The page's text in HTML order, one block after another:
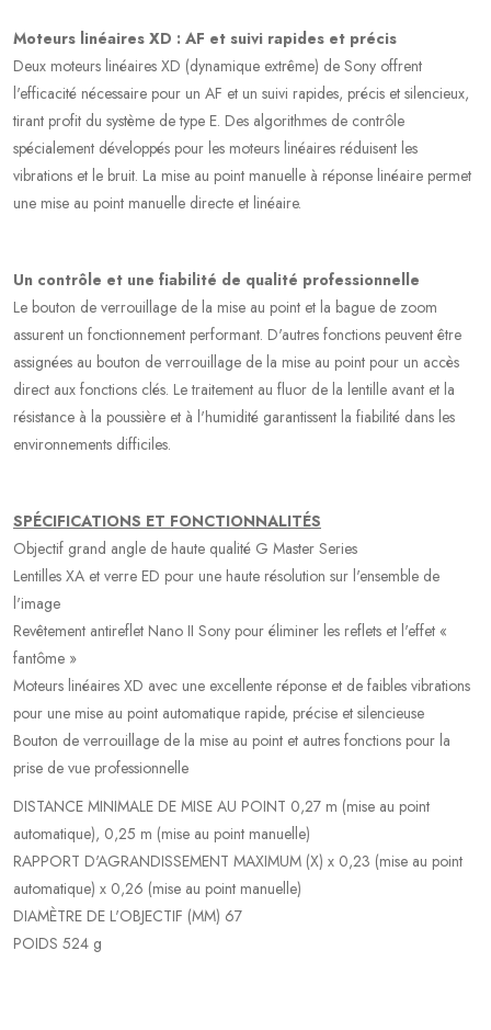
Moteurs linéaires XD : AF et suivi rapides et précis
Deux moteurs linéaires XD (dynamique extrême) de Sony offrent
l'efficacité nécessaire pour un AF et un suivi rapides, précis et silencieux,
tirant profit du système de type E. Des algorithmes de contrôle
spécialement développés pour les moteurs linéaires réduisent les
vibrations et le bruit. La mise au point manuelle à réponse linéaire permet
une mise au point manuelle directe et linéaire.
Un contrôle et une fiabilité de qualité professionnelle
Le bouton de verrouillage de la mise au point et la bague de zoom
assurent un fonctionnement performant. D'autres fonctions peuvent être
assignées au bouton de verrouillage de la mise au point pour un accès
direct aux fonctions clés. Le traitement au fluor de la lentille avant et la
résistance à la poussière et à l'humidité garantissent la fiabilité dans les
environnements difficiles.
SPÉCIFICATIONS ET FONCTIONNALITÉS
Objectif grand angle de haute qualité G Master Series
Lentilles XA et verre ED pour une haute résolution sur l'ensemble de
l'image
Revêtement antireflet Nano II Sony pour éliminer les reflets et l'effet «
fantôme »
Moteurs linéaires XD avec une excellente réponse et de faibles vibrations
pour une mise au point automatique rapide, précise et silencieuse
Bouton de verrouillage de la mise au point et autres fonctions pour la
prise de vue professionnelle
DISTANCE MINIMALE DE MISE AU POINT 0,27 m (mise au point
automatique), 0,25 m (mise au point manuelle)
RAPPORT D'AGRANDISSEMENT MAXIMUM (X) x 0,23 (mise au point
automatique) x 0,26 (mise au point manuelle)
DIAMÈTRE DE L'OBJECTIF (MM) 67
POIDS 524 g